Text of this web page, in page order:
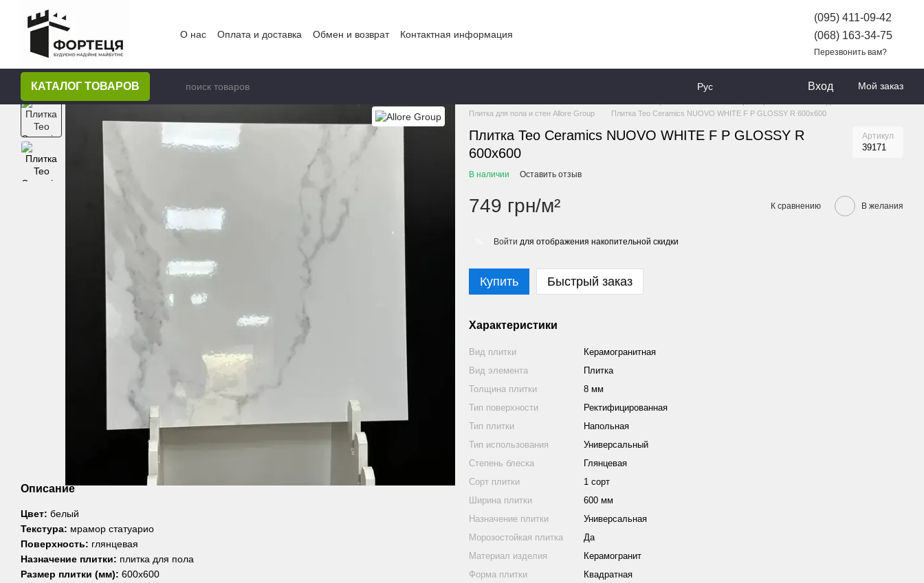
Перейти к основному контенту
О нас Оплата и доставка Обмен и возврат Контактная информация
(095) 411-09-42
(068) 163-34-75
Перезвонить вам?
КАТАЛОГ ТОВАРОВ Рус Вход Мой заказ
Описание
Цвет: белый
Текстура: мрамор статуарио
Поверхность: глянцевая
Назначение плитки: плитка для пола
Размер плитки (мм): 600х600
Плитка для пола и стен Allore Group
Плитка Teo Ceramics NUOVO WHITE F P GLOSSY R 600x600
Плитка Teo Ceramics NUOVO WHITE F P GLOSSY R
600x600
Артикул
39171
В наличии Оставить отзыв
749 грн/м² К сравнению В желания
Войти для отображения накопительной скидки
Купить Быстрый заказ
Характеристики
Вид плитки
Керамогранитная
Вид элемента
Плитка
Толщина плитки
8 мм
Тип поверхности
Ректифицированная
Тип плитки
Напольная
Тип использования
Универсальный
Степень блеска
Глянцевая
Сорт плитки
1 сорт
Ширина плитки
600 мм
Назначение плитки
Универсальная
Морозостойкая плитка
Да
Материал изделия
Керамогранит
Форма плитки
Квадратная